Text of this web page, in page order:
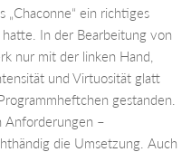
„Chaconne“ ein richtiges
In der Bearbeitung von
nur mit der linken Hand,
und Virtuosität glatt
gestanden.
Anforderungen –
die Umsetzung. Auch